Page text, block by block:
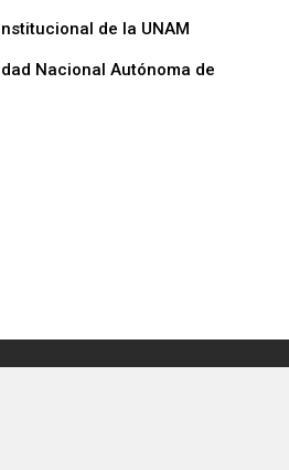
de la UNAM
Nacional Autónoma de